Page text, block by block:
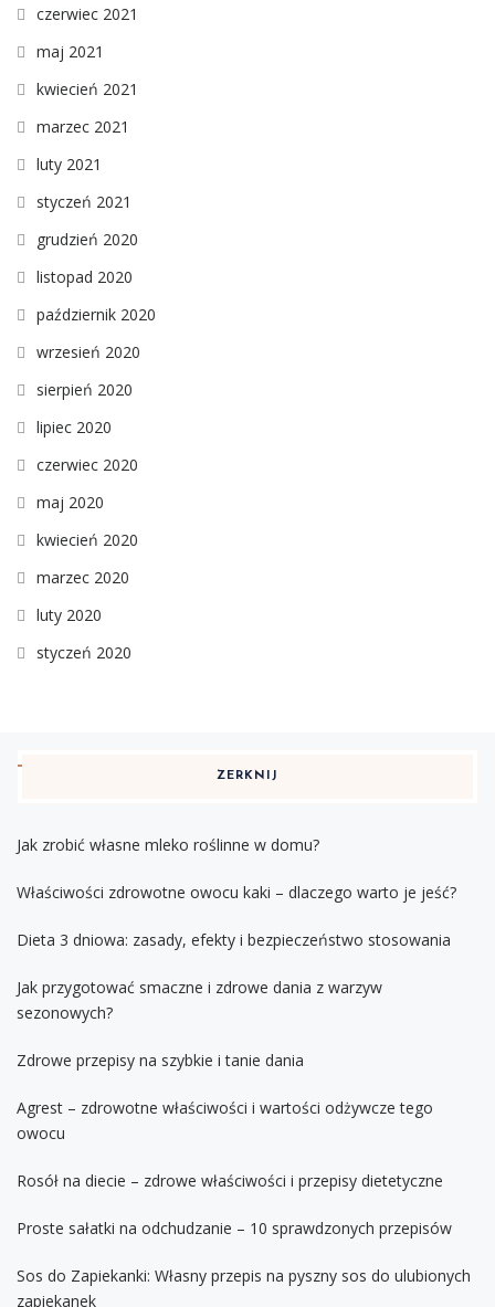
czerwiec 2021
maj 2021
kwiecień 2021
marzec 2021
luty 2021
styczeń 2021
grudzień 2020
listopad 2020
październik 2020
wrzesień 2020
sierpień 2020
lipiec 2020
czerwiec 2020
maj 2020
kwiecień 2020
marzec 2020
luty 2020
styczeń 2020
ZERKNIJ
Jak zrobić własne mleko roślinne w domu?
Właściwości zdrowotne owocu kaki – dlaczego warto je jeść?
Dieta 3 dniowa: zasady, efekty i bezpieczeństwo stosowania
Jak przygotować smaczne i zdrowe dania z warzyw
sezonowych?
Zdrowe przepisy na szybkie i tanie dania
Agrest – zdrowotne właściwości i wartości odżywcze tego
owocu
Rosół na diecie – zdrowe właściwości i przepisy dietetyczne
Proste sałatki na odchudzanie – 10 sprawdzonych przepisów
Sos do Zapiekanki: Własny przepis na pyszny sos do ulubionych
zapiekanek